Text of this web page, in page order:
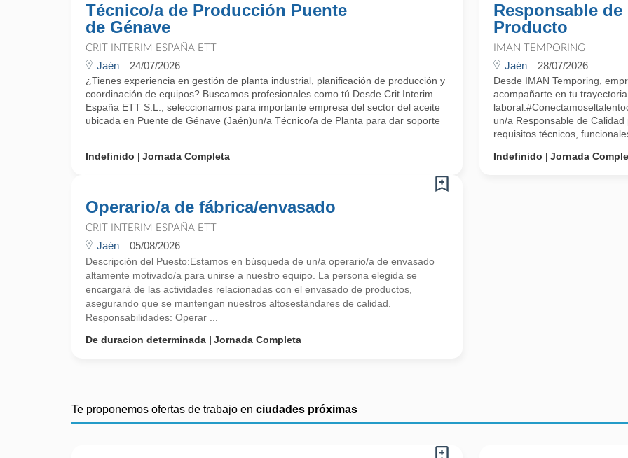
Técnico/a de Producción Puente
de Génave
CRIT INTERIM ESPAÑA ETT
Jaén 24/07/2026
¿Tienes experiencia en gestión de planta industrial, planificación de producción y
coordinación de equipos? Buscamos profesionales como tú.Desde Crit Interim
España ETT S.L., seleccionamos para importante empresa del sector del aceite
ubicada en Puente de Génave (Jaén)un/a Técnico/a de Planta para dar soporte
Indefinido
Jornada Completa
Responsable
Producto
IMAN TEMPORING
Jaén 28/07/2026
Desde IMAN Temporing,
acompañarte en tu trayectoria
un/a Responsable de
requisitos técnicos,
Indefinido
Jornada
Operario/a de fábrica/envasado
CRIT INTERIM ESPAÑA ETT
Jaén 05/08/2026
Descripción del Puesto:Estamos en búsqueda de un/a operario/a de envasado
altamente motivado/a para unirse a nuestro equipo. La persona elegida se
encargará de las actividades relacionadas con el envasado de productos,
asegurando que se mantengan nuestros altosestándares de calidad.
Responsabilidades: Operar ...
De duracion determinada
Jornada Completa
Te proponemos ofertas de trabajo en ciudades próximas